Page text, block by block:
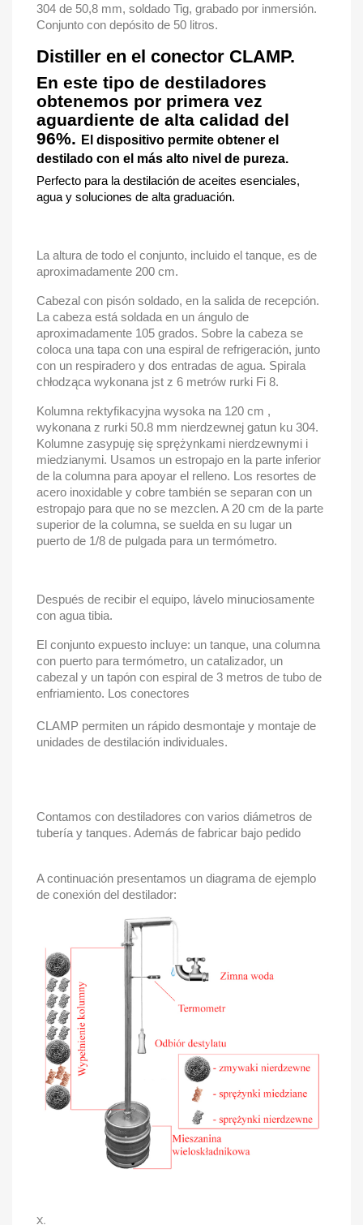
304 de 50,8 mm, soldado Tig, grabado por inmersión.
Conjunto con depósito de 50 litros.
Distiller en el conector CLAMP.
En este tipo de destiladores
obtenemos por primera vez
aguardiente de alta calidad del
96%. El dispositivo permite obtener el
destilado con el más alto nivel de pureza.
Perfecto para la destilación de aceites esenciales,
agua y soluciones de alta graduación.
La altura de todo el conjunto, incluido el tanque, es de
aproximadamente 200 cm.
Cabezal con pisón soldado, en la salida de recepción.
La cabeza está soldada en un ángulo de
aproximadamente 105 grados. Sobre la cabeza se
coloca una tapa con una espiral de refrigeración, junto
con un respiradero y dos entradas de agua. Spirala
chłodząca wykonana jst z 6 metrów rurki Fi 8.
Kolumna rektyfikacyjna wysoka na 120 cm ,
wykonana z rurki 50.8 mm nierdzewnej gatun ku 304.
Kolumne zasypuję się sprężynkami nierdzewnymi i
miedzianymi. Usamos un estropajo en la parte inferior
de la columna para apoyar el relleno. Los resortes de
acero inoxidable y cobre también se separan con un
estropajo para que no se mezclen. A 20 cm de la parte
superior de la columna, se suelda en su lugar un
puerto de 1/8 de pulgada para un termómetro.
Después de recibir el equipo, lávelo minuciosamente
con agua tibia.
El conjunto expuesto incluye: un tanque, una columna
con puerto para termómetro, un catalizador, un
cabezal y un tapón con espiral de 3 metros de tubo de
enfriamiento. Los conectores
CLAMP permiten un rápido desmontaje y montaje de
unidades de destilación individuales.
Contamos con destiladores con varios diámetros de
tubería y tanques. Además de fabricar bajo pedido
A continuación presentamos un diagrama de ejemplo
de conexión del destilador:
x.